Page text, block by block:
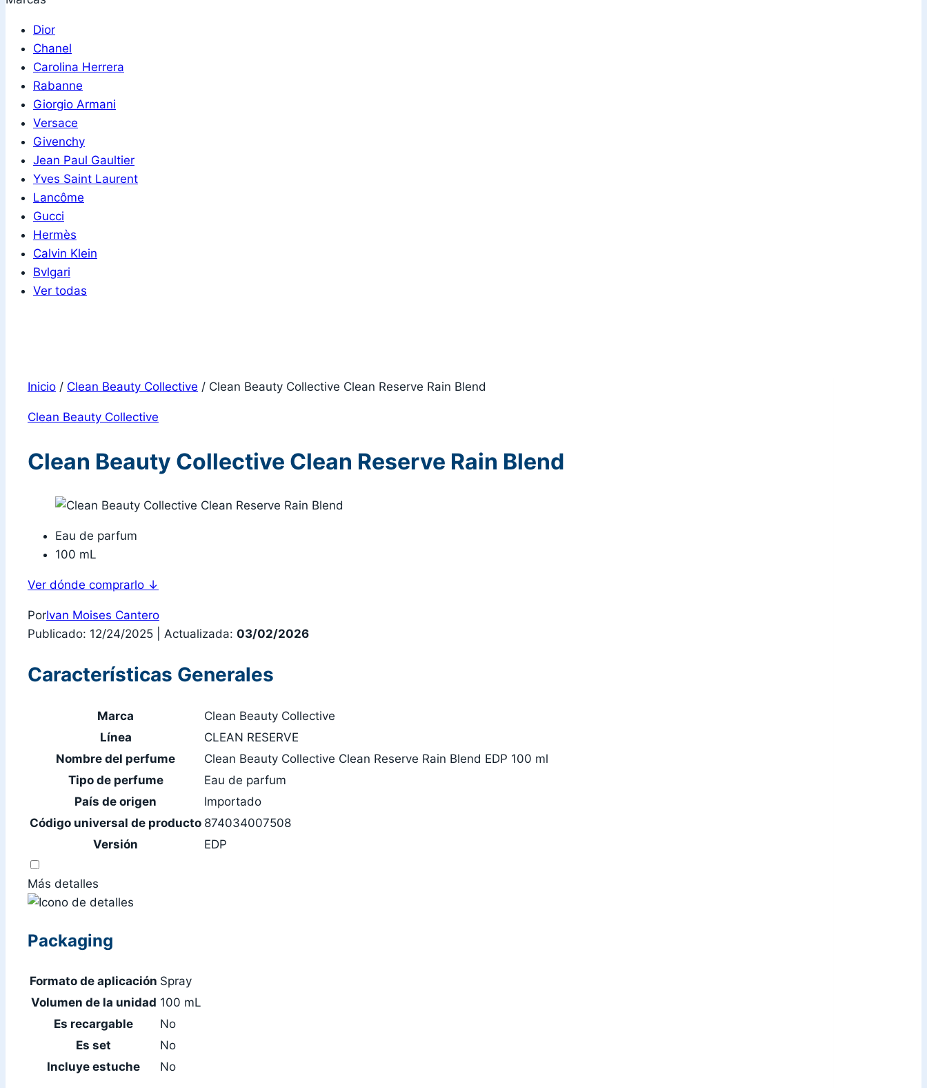
Dior
Chanel
Carolina Herrera
Rabanne
Giorgio Armani
Versace
Givenchy
Jean Paul Gaultier
Yves Saint Laurent
Lancôme
Gucci
Hermès
Calvin Klein
Bvlgari
Ver todas
Inicio / Clean Beauty Collective / Clean Beauty Collective Clean Reserve Rain Blend
Clean Beauty Collective
Clean Beauty Collective Clean Reserve Rain Blend
Eau de parfum
100 mL
Ver dónde comprarlo ↓
PorIvan Moises Cantero
Publicado: 12/24/2025
Actualizada: 03/02/2026
Características Generales
Marca
Clean Beauty Collective
Línea
CLEAN RESERVE
Nombre del perfume
Clean Beauty Collective Clean Reserve Rain Blend EDP 100 ml
Tipo de perfume
Eau de parfum
País de origen
Importado
Código universal de producto 874034007508
Versión
EDP
Más detalles
Packaging
Formato de aplicación Spray
Volumen de la unidad 100 mL
Es recargable
No
Es set
No
Incluye estuche
No